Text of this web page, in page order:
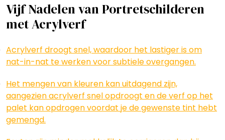
Vijf Nadelen van Portretschilderen
met Acrylverf
Acrylverf droogt snel, waardoor het lastiger is om
nat-in-nat te werken voor subtiele overgangen.
Het mengen van kleuren kan uitdagend zijn,
aangezien acrylverf snel opdroogt en de verf op het
palet kan opdrogen voordat je de gewenste tint hebt
gemengd.